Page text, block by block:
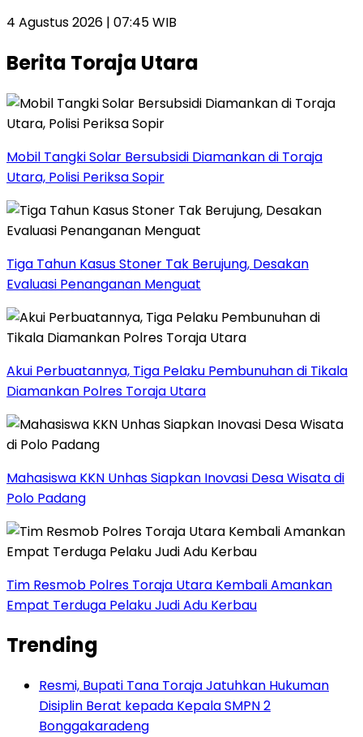
4 Agustus 2026 | 07:45 WIB
Berita Toraja Utara
Mobil Tangki Solar Bersubsidi Diamankan di Toraja
Utara, Polisi Periksa Sopir
Tiga Tahun Kasus Stoner Tak Berujung, Desakan
Evaluasi Penanganan Menguat
Akui Perbuatannya, Tiga Pelaku Pembunuhan di Tikala
Diamankan Polres Toraja Utara
Mahasiswa KKN Unhas Siapkan Inovasi Desa Wisata di
Polo Padang
Tim Resmob Polres Toraja Utara Kembali Amankan
Empat Terduga Pelaku Judi Adu Kerbau
Trending
Resmi, Bupati Tana Toraja Jatuhkan Hukuman
Disiplin Berat kepada Kepala SMPN 2
Bonggakaradeng